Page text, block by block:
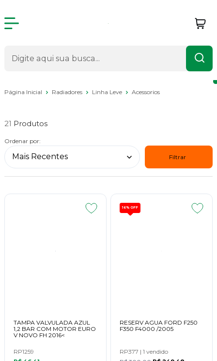
Página Inicial Radiadores Linha Leve Acessorios
21
Ordenar por:
Filtrar
TAMPA VALVULADA AZUL
1,2 BAR COM MOTOR EURO
V NOVO FH 2016<
RP1259
16% OFF
RESERV AGUA FORD F250
F350 F4000 /2005
RP377 | 1 vendido